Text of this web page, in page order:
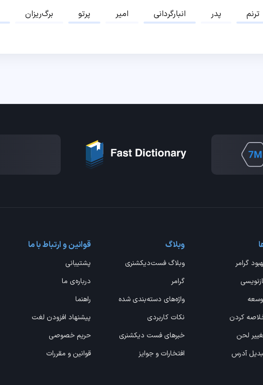
برگ‌ریزان پرتو امیر انبارگردانی پدر ترنم
گرامر
خلاصه کردن
لحن
تبدیل آدرس
وبلاگ
وبلاگ فست‌دیکشنری
گرامر
واژه‌های دسته‌بندی شده
نکات کاربردی
خبرهای فست دیکشنری
افتخارات و جوایز
قوانین و ارتباط با ما
پشتیبانی
درباره‌ی ما
راهنما
پیشنهاد افزودن لغت
حریم خصوصی
قوانین و مقررات